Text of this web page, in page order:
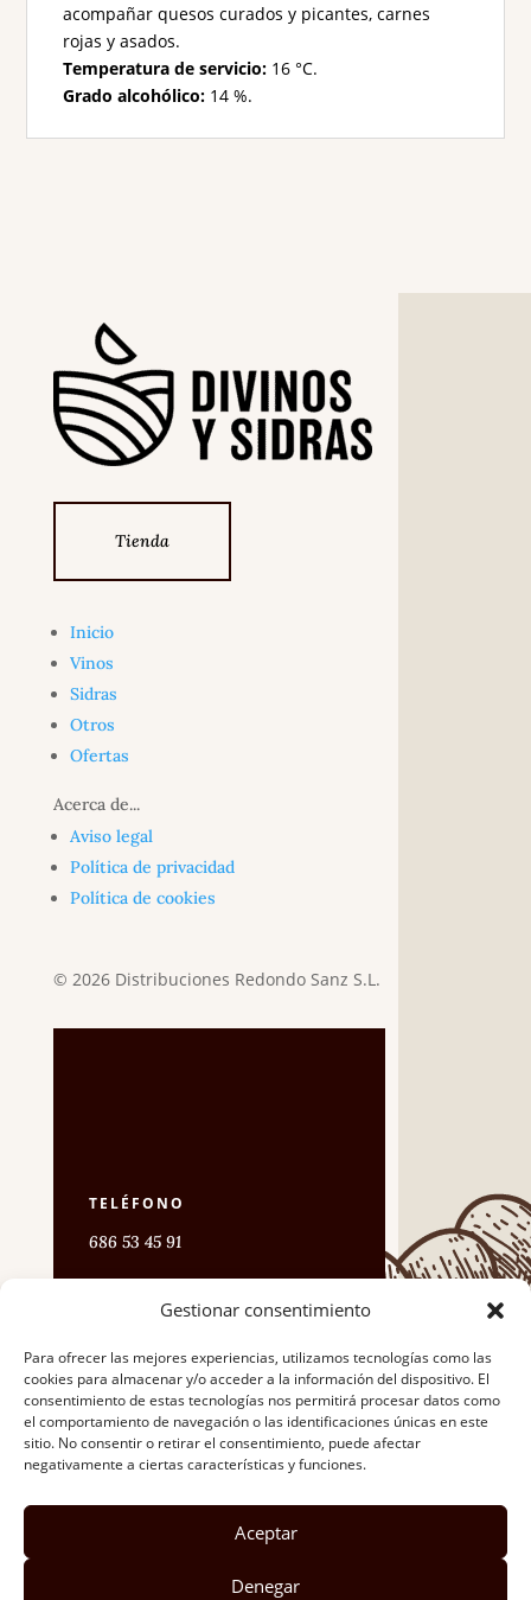
Gestionar consentimiento
Para ofrecer las mejores experiencias, utilizamos tecnologías como las
cookies para almacenar y/o acceder a la información del dispositivo. El
consentimiento de estas tecnologías nos permitirá procesar datos como
el comportamiento de navegación o las identificaciones únicas en este
sitio. No consentir o retirar el consentimiento, puede afectar
negativamente a ciertas características y funciones.
Aceptar
Denegar
acompañar quesos curados y picantes, carnes
rojas y asados.
Temperatura de servicio: 16 °C.
Grado alcohólico: 14 %.
Tienda
Inicio
Vinos
Sidras
Otros
Ofertas
Acerca de...
Aviso legal
Política de privacidad
Política de cookies
© 2026 Distribuciones Redondo Sanz S.L.
TELÉFONO
686 53 45 91
DIRECCIÓN
C/ Pirita Nº25 Valladolid
CORREO
vsdiez@hotmail.com